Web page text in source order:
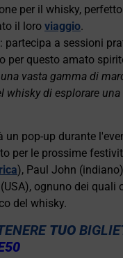
per il whisky,
il loro viaggio.
partecipa a sessioni
per questo amato
vasta gamma di
whisky di esplorare
un pop-up durante
per le prossime
), Paul John
ognuno dei quali
del whisky.
TUO